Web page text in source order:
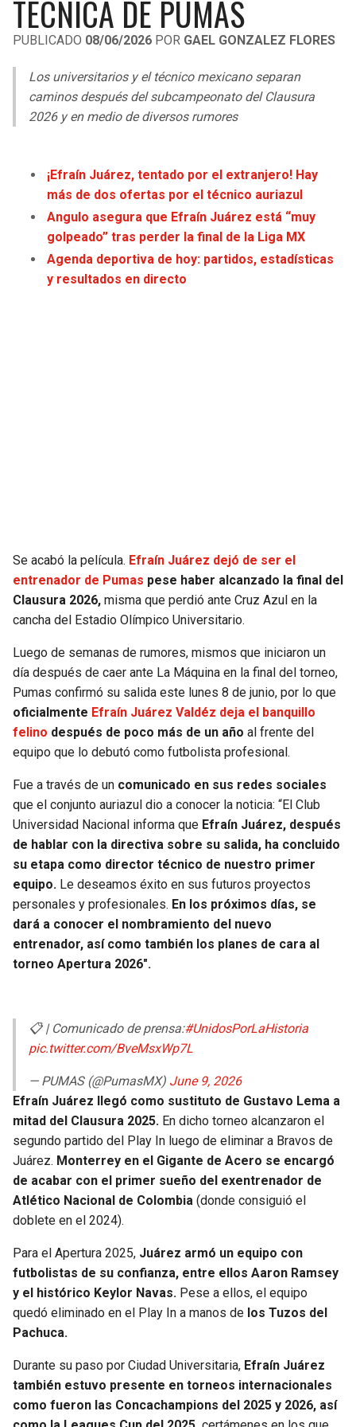
LIGA DE EXPANSIÓN MX
LEAGUES CUP
UEFA EUROPA LEAGUE
UEFA CONFERENCE LEAGUE
MLS
COPA LIBERTADORES
LIGA BETPLAY
OTRAS LIGAS
RAIDERS
CHARGERS
RAVENS
STEELERS
TEXANS
COMMANDERS
CARDINALS
RAMS
BEARS
LIONS
PACKERS
VIKINGS
FALCONS
SAINTS
BUCCANEERS
CAVALIERS
PISTONS
PACERS
HORNETS
HEAT
KINGS
MAVERICKS
ROCKETS
SPURS
NUGGETS
TIMBERWOLVES
THUNDER
TRAIL BLAZERS
TÉCNICA DE PUMAS
PUBLICADO 08/06/2026 POR GAEL GONZALEZ FLORES
Los universitarios y el técnico mexicano separan
caminos después del subcampeonato del Clausura
2026 y en medio de diversos rumores
¡Efraín Juárez, tentado por el extranjero! Hay
más de dos ofertas por el técnico auriazul
Angulo asegura que Efraín Juárez está “muy
golpeado” tras perder la final de la Liga MX
Agenda deportiva de hoy: partidos, estadísticas
y resultados en directo
Se acabó la película. Efraín Juárez dejó de ser el
entrenador de Pumas pese haber alcanzado la final del
Clausura 2026, misma que perdió ante Cruz Azul en la
cancha del Estadio Olímpico Universitario.
Luego de semanas de rumores, mismos que iniciaron un
día después de caer ante La Máquina en la final del torneo,
Pumas confirmó su salida este lunes 8 de junio, por lo que
oficialmente Efraín Juárez Valdéz deja el banquillo
felino después de poco más de un año al frente del
equipo que lo debutó como futbolista profesional.
Fue a través de un comunicado en sus redes sociales
que el conjunto auriazul dio a conocer la noticia: “El Club
Universidad Nacional informa que Efraín Juárez, después
de hablar con la directiva sobre su salida, ha concluido
su etapa como director técnico de nuestro primer
equipo. Le deseamos éxito en sus futuros proyectos
personales y profesionales. En los próximos días, se
dará a conocer el nombramiento del nuevo
entrenador, así como también los planes de cara al
torneo Apertura 2026″.
📋 | Comunicado de prensa:#UnidosPorLaHistoria
pic.twitter.com/BveMsxWp7L
— PUMAS (@PumasMX) June 9, 2026
Efraín Juárez llegó como sustituto de Gustavo Lema a
mitad del Clausura 2025. En dicho torneo alcanzaron el
segundo partido del Play In luego de eliminar a Bravos de
Juárez. Monterrey en el Gigante de Acero se encargó
de acabar con el primer sueño del exentrenador de
Atlético Nacional de Colombia (donde consiguió el
doblete en el 2024).
Para el Apertura 2025, Juárez armó un equipo con
futbolistas de su confianza, entre ellos Aaron Ramsey
y el histórico Keylor Navas. Pese a ellos, el equipo
quedó eliminado en el Play In a manos de los Tuzos del
Pachuca.
Durante su paso por Ciudad Universitaria, Efraín Juárez
también estuvo presente en torneos internacionales
como fueron las Concachampions del 2025 y 2026, así